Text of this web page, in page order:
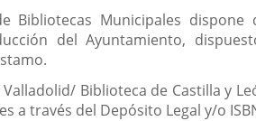
Bibliotecas Municipales dispone
del Ayuntamiento,
Biblioteca de Castilla y
a través del Depósito Legal y/o